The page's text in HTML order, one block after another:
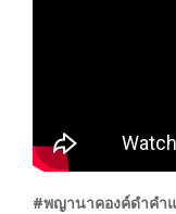
#พญานาคองค์ดำค